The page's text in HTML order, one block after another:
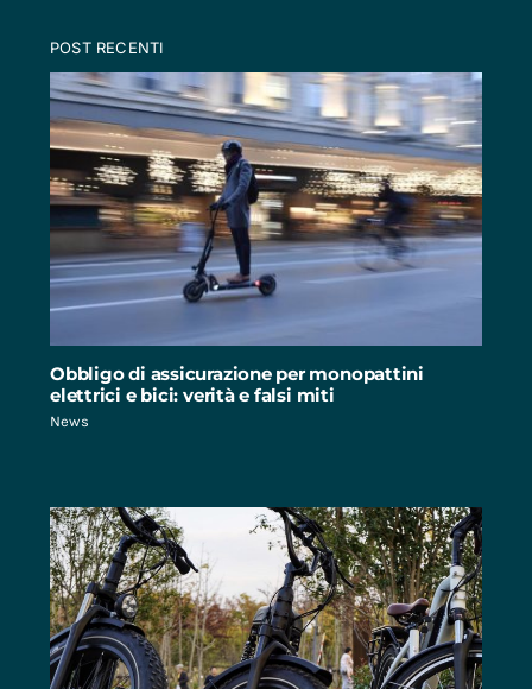
POST RECENTI
Obbligo di assicurazione per monopattini
elettrici e bici: verità e falsi miti
News